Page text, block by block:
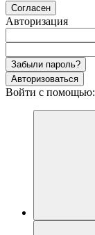
Согласен
Авторизация
Забыли пароль?
Авторизоваться
Войти с помощью: